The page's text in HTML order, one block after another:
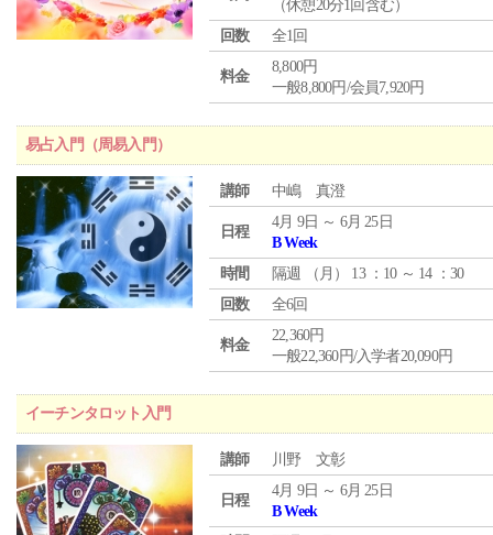
（休憩20分1回含む）
回数
全1回
料金
8,800円
一般8,800円/会員7,920円
易占入門（周易入門）
講師 中嶋 真澄
日程
4月 9日 ～ 6月 25日
B Week
時間
隔週 （ 月 ） 13 ：10 ～ 14 ：30
回数
全6回
料金
22,360円
一般22,360円/入学者20,090円
イーチンタロット入門
講師 川野 文彰
日程
4月 9日 ～ 6月 25日
B Week